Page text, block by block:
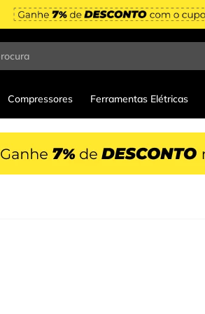
Compressores Ferramentas Elétricas